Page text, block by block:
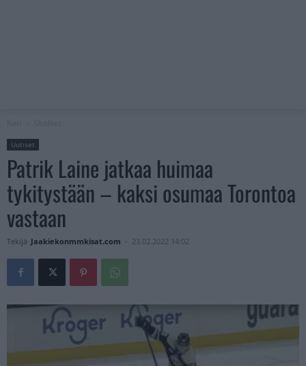
Uutiset
Patrik Laine jatkaa huimaa
tykitystään – kaksi osumaa Torontoa
vastaan
Tekijä Jaakiekonmmkisat.com - 23.02.2022 14:02